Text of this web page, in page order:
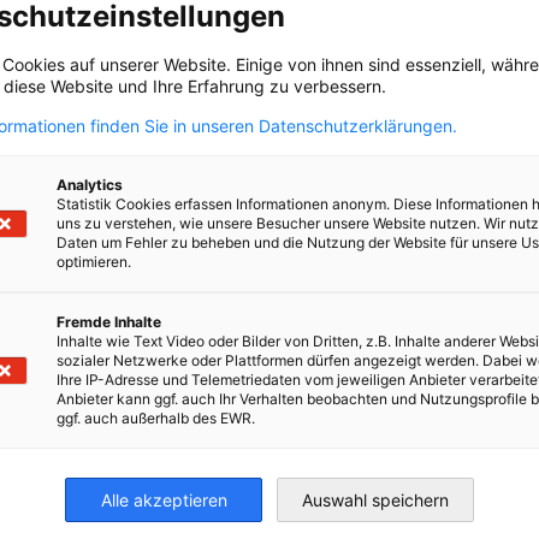
NOTICIAS
Convocatoria para una
Consultoría especializada en
Economía Circular
Programa de Economía Circular “Negocios
Sostenibles” cofinanciado por la Unión
auf unserer Website. Einige von ihnen sind essenziell,
Website und Ihre Erfahrung zu verbessern.
finden Sie in unseren Datenschutzerklärungen.
Analytics
Statistik Cookies erfassen Informationen anonym. Diese Informationen
uns zu verstehen, wie unsere Besucher unsere Website nutzen. Wir
Daten um Fehler zu beheben und die Nutzung der Website für unsere
optimieren.
Fremde Inhalte
Inhalte wie Text Video oder Bilder von Dritten, z.B. Inhalte anderer
sozialer Netzwerke oder Plattformen dürfen angezeigt werden. Dabei
Ihre IP-Adresse und Telemetriedaten vom jeweiligen Anbieter
Anbieter kann ggf. auch Ihr Verhalten beobachten und Nutzungsprofile
ggf. auch außerhalb des EWR.
Alle akzeptieren Auswahl speichern